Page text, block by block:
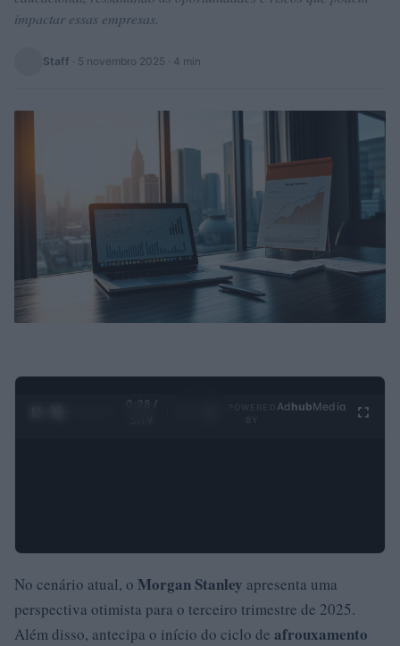
impactar essas empresas.
Staff · 5 novembro 2025 · 4 min
0:29 /
Ad hubMedia
No cenário atual, o Morgan Stanley apresenta uma
perspectiva otimista para o terceiro trimestre de 2025.
Além disso, antecipa o início do ciclo de afrouxamento